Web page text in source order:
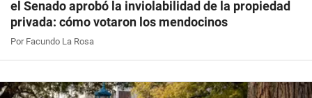
el Senado aprobó la inviolabilidad de la propiedad
privada: cómo votaron los mendocinos
Por Facundo La Rosa